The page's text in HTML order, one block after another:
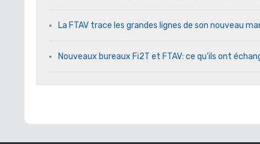
La FTAV trace les grandes lignes de son nouveau
Nouveaux bureaux Fi2T et FTAV: ce qu’ils ont